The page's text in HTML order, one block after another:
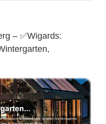
– ✅Wigards: